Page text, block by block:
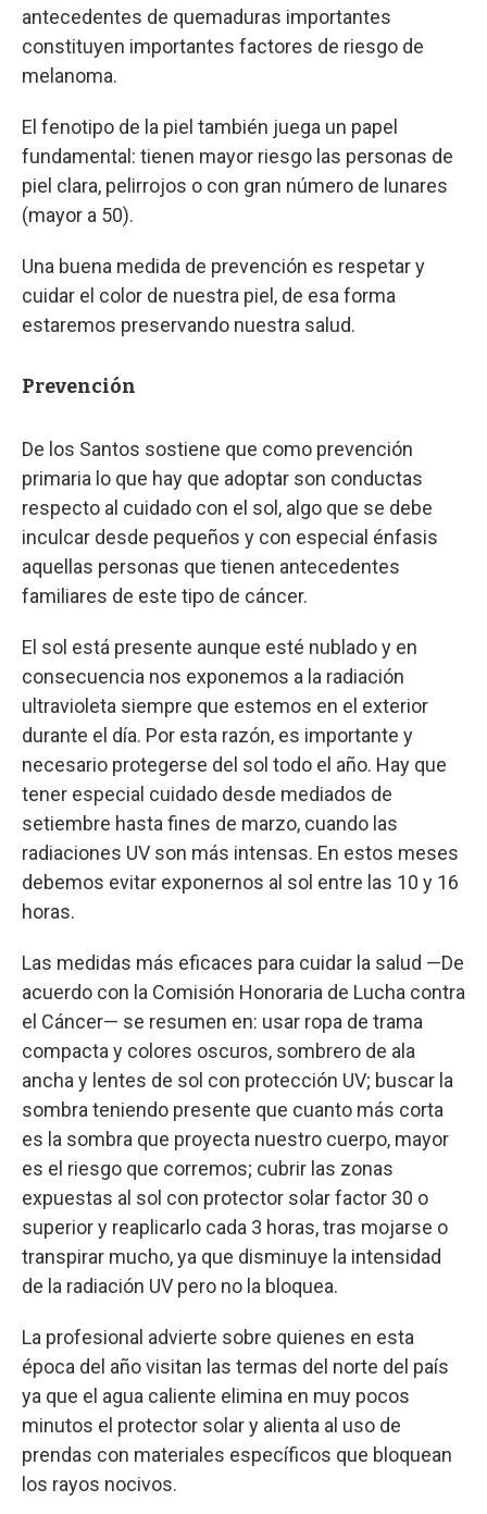
antecedentes de quemaduras importantes
constituyen importantes factores de riesgo de
melanoma.
El fenotipo de la piel también juega un papel
fundamental: tienen mayor riesgo las personas de
piel clara, pelirrojos o con gran número de lunares
(mayor a 50).
Una buena medida de prevención es respetar y
cuidar el color de nuestra piel, de esa forma
estaremos preservando nuestra salud.
Prevención
De los Santos sostiene que como prevención
primaria lo que hay que adoptar son conductas
respecto al cuidado con el sol, algo que se debe
inculcar desde pequeños y con especial énfasis
aquellas personas que tienen antecedentes
familiares de este tipo de cáncer.
El sol está presente aunque esté nublado y en
consecuencia nos exponemos a la radiación
ultravioleta siempre que estemos en el exterior
durante el día. Por esta razón, es importante y
necesario protegerse del sol todo el año. Hay que
tener especial cuidado desde mediados de
setiembre hasta fines de marzo, cuando las
radiaciones UV son más intensas. En estos meses
debemos evitar exponernos al sol entre las 10 y 16
horas.
Las medidas más eficaces para cuidar la salud —De
acuerdo con la Comisión Honoraria de Lucha contra
el Cáncer— se resumen en: usar ropa de trama
compacta y colores oscuros, sombrero de ala
ancha y lentes de sol con protección UV; buscar la
sombra teniendo presente que cuanto más corta
es la sombra que proyecta nuestro cuerpo, mayor
es el riesgo que corremos; cubrir las zonas
expuestas al sol con protector solar factor 30 o
superior y reaplicarlo cada 3 horas, tras mojarse o
transpirar mucho, ya que disminuye la intensidad
de la radiación UV pero no la bloquea.
La profesional advierte sobre quienes en esta
época del año visitan las termas del norte del país
ya que el agua caliente elimina en muy pocos
minutos el protector solar y alienta al uso de
prendas con materiales específicos que bloquean
los rayos nocivos.